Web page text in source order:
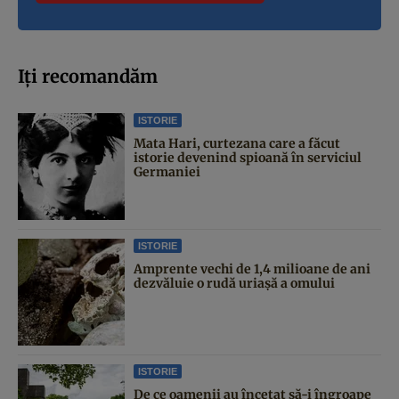
Iți recomandăm
ISTORIE
Mata Hari, curtezana care a făcut
istorie devenind spioană în serviciul
Germaniei
ISTORIE
Amprente vechi de 1,4 milioane de ani
dezvăluie o rudă uriașă a omului
ISTORIE
De ce oamenii au încetat să-i îngroape